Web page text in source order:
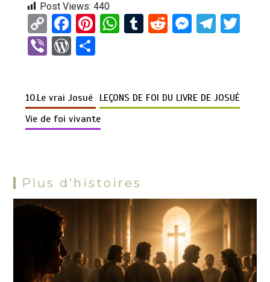
Post Views: 440
C
o
py
n
k
F
a
ce
o
o
Pi
t
W
A
T
r
R
t
M
g
T
a
Vi W
Pr
es
g
er
10.Le vrai Josué LEÇONS DE FOI DU LIVRE DE JOSUÉ
Vie de foi vivante
Plus d’histoires